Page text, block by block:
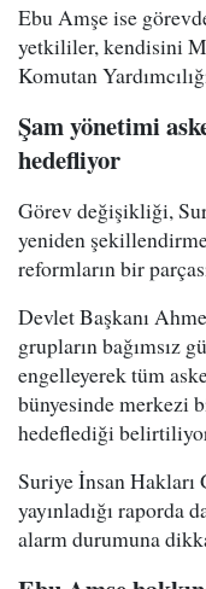
Ebu Amşe ise
yetkililer, kendisini
Komutan
Şam yönetimi
hedefliyor
Görev değişikliği,
yeniden
reformların bir
Devlet Başkanı
grupların bağımsız
engelleyerek tüm
bünyesinde merkezi
hedeflediği
Suriye İnsan
yayınladığı raporda
alarm durumuna